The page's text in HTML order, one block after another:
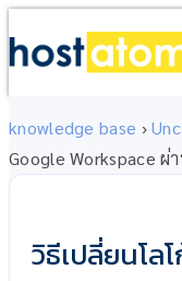
knowledge base ›
Google Workspace ผ่
วิธีเปลี่ยนโล